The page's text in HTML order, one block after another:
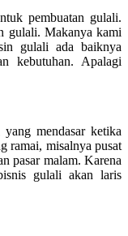
pembuatan gulali.
gulali. Makanya kami
gulali ada baiknya
kebutuhan. Apalagi
mendasar ketika
ramai, misalnya pusat
pasar malam. Karena
gulali akan laris